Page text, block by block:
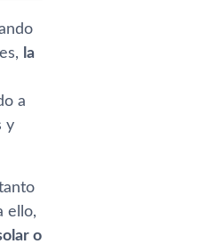
la
a
y
ello,
o